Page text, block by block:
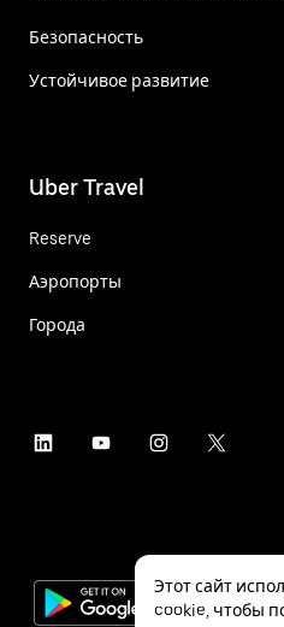
Безопасность
Устойчивое развитие
Uber Travel
Reserve
Аэропорты
Города
Этот сайт
cookie, чтобы